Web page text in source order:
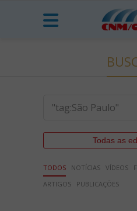
Todas as
TODOS NOTÍCIAS VÍDEOS
ARTIGOS
PUBLICAÇÕES